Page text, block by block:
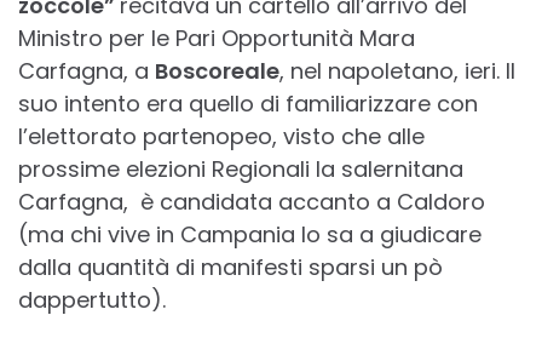
Ministro per le Pari Opportunità Mara
Carfagna, a Boscoreale, nel napoletano, ieri. Il
suo intento era quello di familiarizzare con
l’elettorato partenopeo, visto che alle
prossime elezioni Regionali la salernitana
Carfagna, è candidata accanto a Caldoro
(ma chi vive in Campania lo sa a giudicare
dalla quantità di manifesti sparsi un pò
dappertutto).